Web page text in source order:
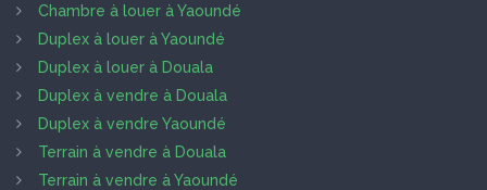
Chambre à louer à Yaoundé
Duplex à louer à Yaoundé
Duplex à louer à Douala
Duplex à vendre à Douala
Duplex à vendre Yaoundé
Terrain à vendre à Douala
Terrain à vendre à Yaoundé